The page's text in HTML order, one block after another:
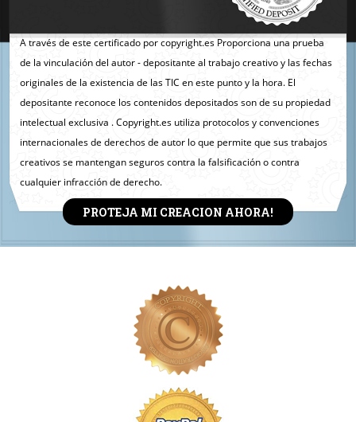
A través de este certificado por copyright.es Proporciona una prueba
de la vinculación del autor - depositante al trabajo creativo y las fechas
originales de la existencia de las TIC en este punto y la hora. El
depositante reconoce los contenidos depositados son de su propiedad
intelectual exclusiva . Copyright.es utiliza protocolos y convenciones
internacionales de derechos de autor lo que permite que sus trabajos
creativos se mantengan seguros contra la falsificación o contra
cualquier infracción de derecho.
PROTEJA MI CREACION AHORA!